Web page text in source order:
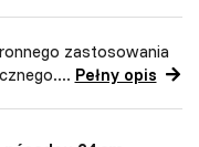
zastosowania
Pełny opis